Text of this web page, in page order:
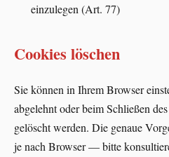
einzulegen (Art. 77)
Cookies löschen
Sie können in Ihrem Browser
abgelehnt oder beim Schließen
gelöscht werden. Die genaue
je nach Browser — bitte